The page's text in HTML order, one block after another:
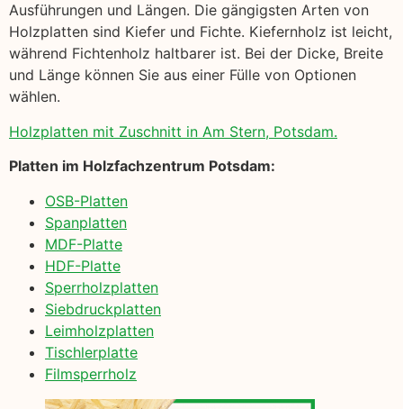
Ausführungen und Längen. Die gängigsten Arten von
Holzplatten sind Kiefer und Fichte. Kiefernholz ist leicht,
während Fichtenholz haltbarer ist. Bei der Dicke, Breite
und Länge können Sie aus einer Fülle von Optionen
wählen.
Holzplatten mit Zuschnitt in Am Stern, Potsdam.
Platten im Holzfachzentrum Potsdam:
OSB-Platten
Spanplatten
MDF-Platte
HDF-Platte
Sperrholzplatten
Siebdruckplatten
Leimholzplatten
Tischlerplatte
Filmsperrholz